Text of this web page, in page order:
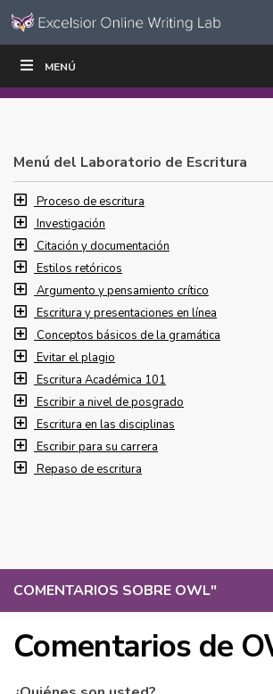
Ir al contenido
navegación
MENÚ
COMENTARIOS SOBRE OWL"
Comentarios de
ESCRIBIR
Menú del Laboratorio de Escritura
Proceso de escritura
Investigación
Citación y documentación
Estilos retóricos
Argumento y pensamiento crítico
Escritura y presentaciones en línea
Conceptos básicos de la gramática
Evitar el plagio
Escritura Académica 101
Escribir a nivel de posgrado
Escritura en las disciplinas
Escribir para su carrera
Repaso de escritura